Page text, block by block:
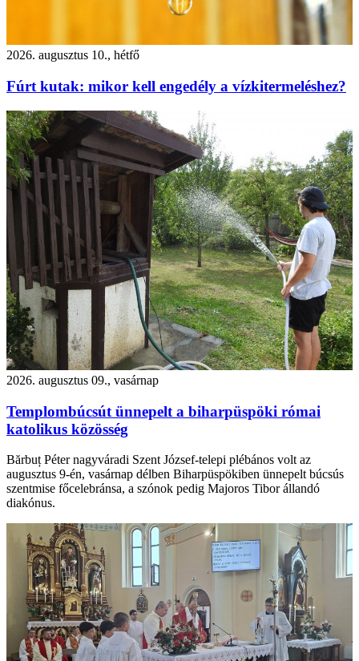
2026. augusztus 10., hétfő
Fúrt kutak: mikor kell engedély a vízkitermeléshez?
2026. augusztus 09., vasárnap
Templombúcsút ünnepelt a biharpüspöki római
katolikus közösség
Bărbuț Péter nagyváradi Szent József-telepi plébános volt az
augusztus 9-én, vasárnap délben Biharpüspökiben ünnepelt búcsús
szentmise főcelebránsa, a szónok pedig Majoros Tibor állandó
diakónus.